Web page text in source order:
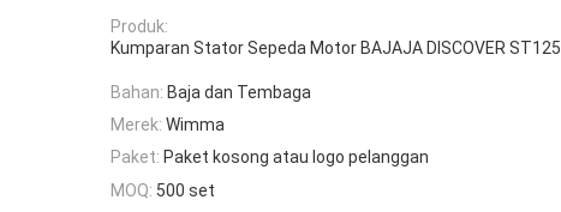
Produk:
Kumparan Stator Sepeda Motor BAJAJA DISCOVER
Bahan: Baja dan Tembaga
Merek: Wimma
Paket: Paket kosong atau logo pelanggan
MOQ: 500 set